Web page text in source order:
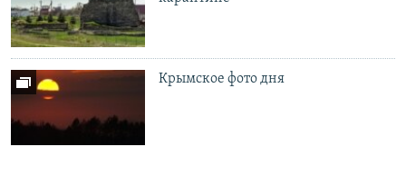
Крымское фото дня